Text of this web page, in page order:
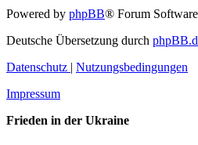
Powered by phpBB® Forum
Deutsche Übersetzung durch
Datenschutz | Nutzungsbedingungen
Impressum
Frieden in der Ukraine